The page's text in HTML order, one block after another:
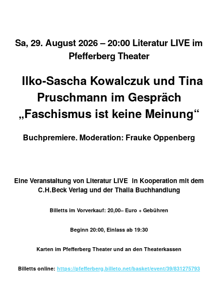
Sa, 29. August 2026 – 20:00 Literatur LIVE im
Pfefferberg Theater
Ilko-Sascha Kowalczuk und Tina
Pruschmann im Gespräch
„Faschismus ist keine Meinung“
Buchpremiere. Moderation: Frauke Oppenberg
Eine Veranstaltung von Literatur LIVE in Kooperation mit dem
C.H.Beck Verlag und der Thalia Buchhandlung
Billetts im Vorverkauf: 20,00– Euro + Gebühren
Beginn 20:00, Einlass ab 19:30
Karten im Pfefferberg Theater und an den Theaterkassen
Billetts online: https://pfefferberg.billeto.net/basket/event/39/831275793